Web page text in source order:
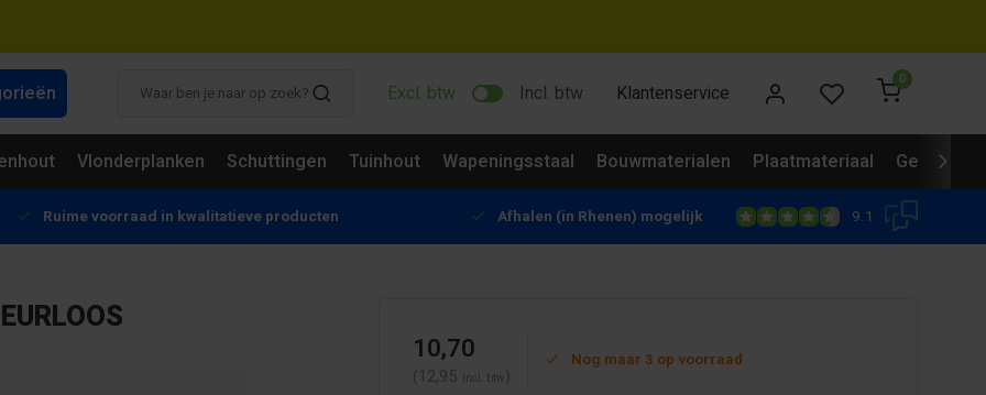
Excl. btw Incl. btw Klantenservice
0
Vlonderplanken Schuttingen Tuinhout Wapeningsstaal Bouwmaterialen Plaatmateriaal
Ruime voorraad in kwalitatieve producten Afhalen (in Rhenen) mogelijk 9.1
10,70
(12,95 Incl. btw )
Nog maar 3 op voorraad